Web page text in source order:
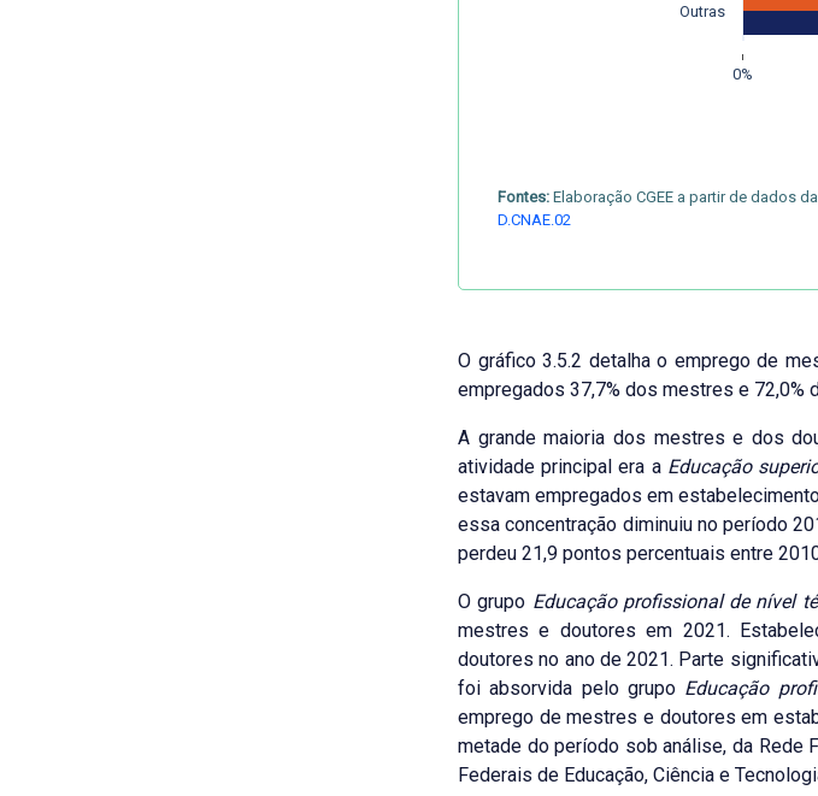
0%
Outras
Fontes: Elaboração CGEE a partir de dados
D.CNAE.02
O gráfico 3.5.2 detalha o emprego de
empregados 37,7% dos mestres e 72,0%
A grande maioria dos mestres e dos
atividade principal era a Educação
estavam empregados em
essa concentração diminuiu no período
perdeu 21,9 pontos percentuais entre
O grupo Educação profissional de nível
mestres e doutores em 2021.
doutores no ano de 2021. Parte
foi absorvida pelo grupo Educação
emprego de mestres e doutores em
metade do período sob análise, da Rede
Federais de Educação, Ciência e